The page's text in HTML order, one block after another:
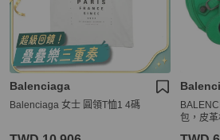
Balenciaga
Balenciaga 女士 圓領T恤1 4碼
包，皮